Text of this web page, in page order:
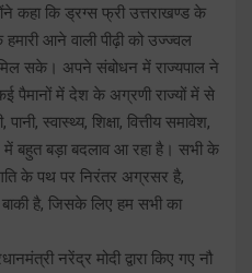
कहा कि ड्रग्स फ्री उत्तराखण्ड के
हमारी आने वाली पीढ़ी को उज्ज्वल
मिल सके। अपने संबोधन में राज्यपाल ने
पैमानों में देश के अग्रणी राज्यों में से
स्वास्थ्य, शिक्षा, वित्तीय समावेश,
में बहुत बड़ा बदलाव आ रहा है। सभी के
के पथ पर निरंतर अग्रसर है,
है, जिसके लिए हम सभी का
नरेंद्र मोदी द्वारा किए गए नौ